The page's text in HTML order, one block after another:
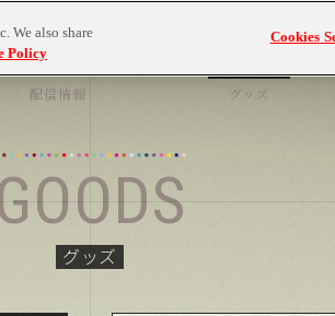
STREAMING
配信情報 グッズ
グッズ
We also share
Policy
Cookies